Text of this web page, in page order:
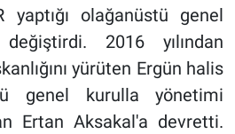
yaptığı olağanüstü genel
2016 yılından
yürüten Ergün halis
genel kurulla yönetimi
Ertan Aksakal'a devretti.